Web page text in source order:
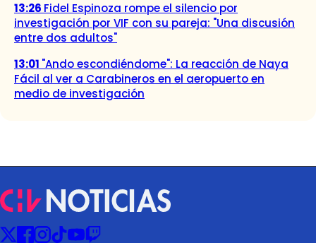
13:26 Fidel Espinoza rompe el silencio por
investigación por VIF con su pareja: "Una discusión
entre dos adultos"
13:01 "Ando escondiéndome": La reacción de Naya
Fácil al ver a Carabineros en el aeropuerto en
medio de investigación